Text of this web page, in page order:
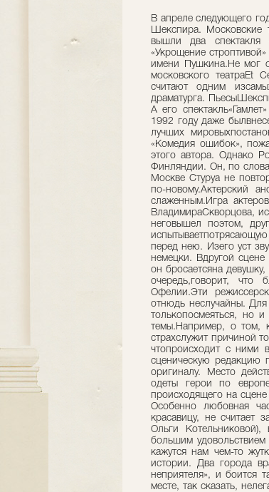
В апреле следующего
Шекспира. Московские
вышли два спектакля
«Укрощение
имени Пушкина.Не мог
московского театраEt
считают одним
драматурга.
А его
1992 году даже
лучших
«Комедия ошибок»,
этого автора. Однако
Финляндии. Он, по
Москве Стуруа не
по-новому.Актерский
слаженным.Игра
ВладимираСкворцова,
неговышел поэтом,
перед нею. Изего уст
немецки. Вдругой
он бросаетсяна
очередь,говорит,
Офелии.Эти
отнюдь неслучайны.
толькопосмеяться, но
темы.Например, о том,
страхслужит причиной
чтопроисходит с ними
сценическую редакцию
оригиналу. Место
одеты герои по
происходящего на
Особенно любовная
красавицу, не считает
Ольги
большим удовольствием
кажутся нам чем-то
истории. Два города
неприятеля», и боится
месте, так сказать,